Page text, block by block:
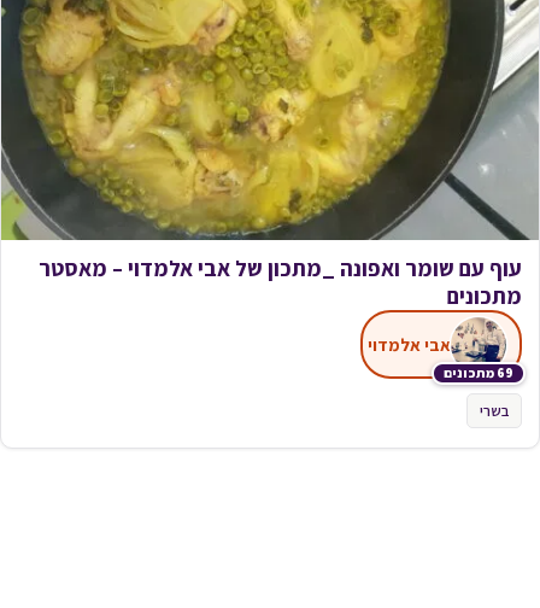
עוף עם שומר ואפונה _מתכון של אבי אלמדוי – מאסטר
מתכונים
69 מתכונים
אבי אלמדוי
בשרי